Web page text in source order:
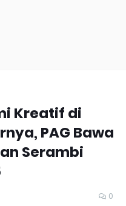
Kreatif di
PAG Bawa
Serambi
0